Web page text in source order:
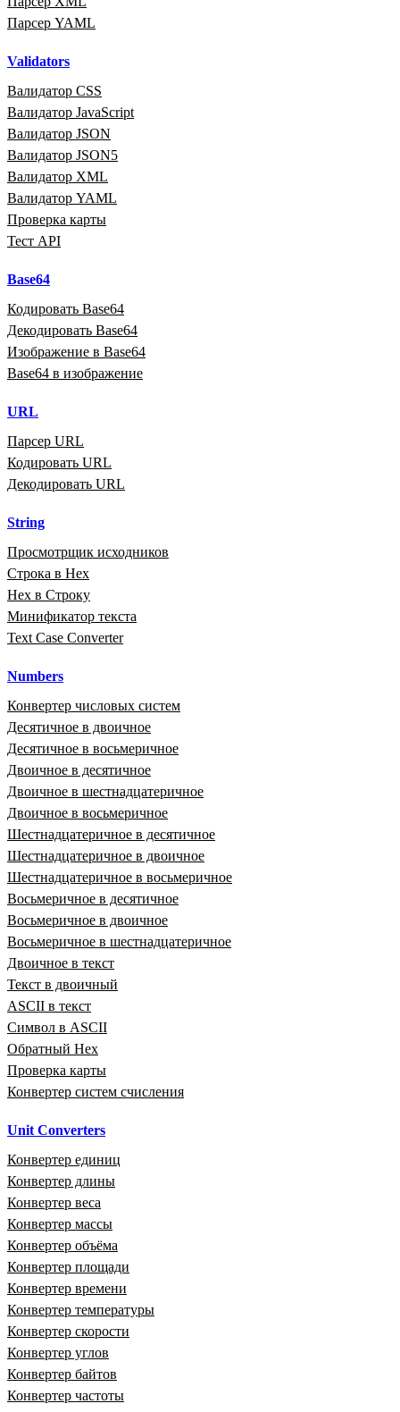
Парсер YAML
Validators
Валидатор CSS
Валидатор JavaScript
Валидатор JSON
Валидатор JSON5
Валидатор XML
Валидатор YAML
Проверка карты
Тест API
Base64
Кодировать Base64
Декодировать Base64
Изображение в Base64
Base64 в изображение
URL
Парсер URL
Кодировать URL
Декодировать URL
String
Просмотрщик исходников
Строка в Hex
Hex в Строку
Минификатор текста
Text Case Converter
Numbers
Конвертер числовых систем
Десятичное в двоичное
Десятичное в восьмеричное
Двоичное в десятичное
Двоичное в шестнадцатеричное
Двоичное в восьмеричное
Шестнадцатеричное в десятичное
Шестнадцатеричное в двоичное
Шестнадцатеричное в восьмеричное
Восьмеричное в десятичное
Восьмеричное в двоичное
Восьмеричное в шестнадцатеричное
Двоичное в текст
Текст в двоичный
ASCII в текст
Символ в ASCII
Обратный Hex
Проверка карты
Конвертер систем счисления
Unit Converters
Конвертер единиц
Конвертер длины
Конвертер веса
Конвертер массы
Конвертер объёма
Конвертер площади
Конвертер времени
Конвертер температуры
Конвертер скорости
Конвертер углов
Конвертер байтов
Конвертер частоты